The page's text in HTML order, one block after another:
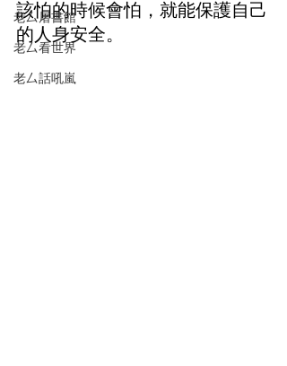
老厶屠書館
老厶看世界
老厶話吼嵐
該怕的時候會怕，就能保護自己
的人身安全。